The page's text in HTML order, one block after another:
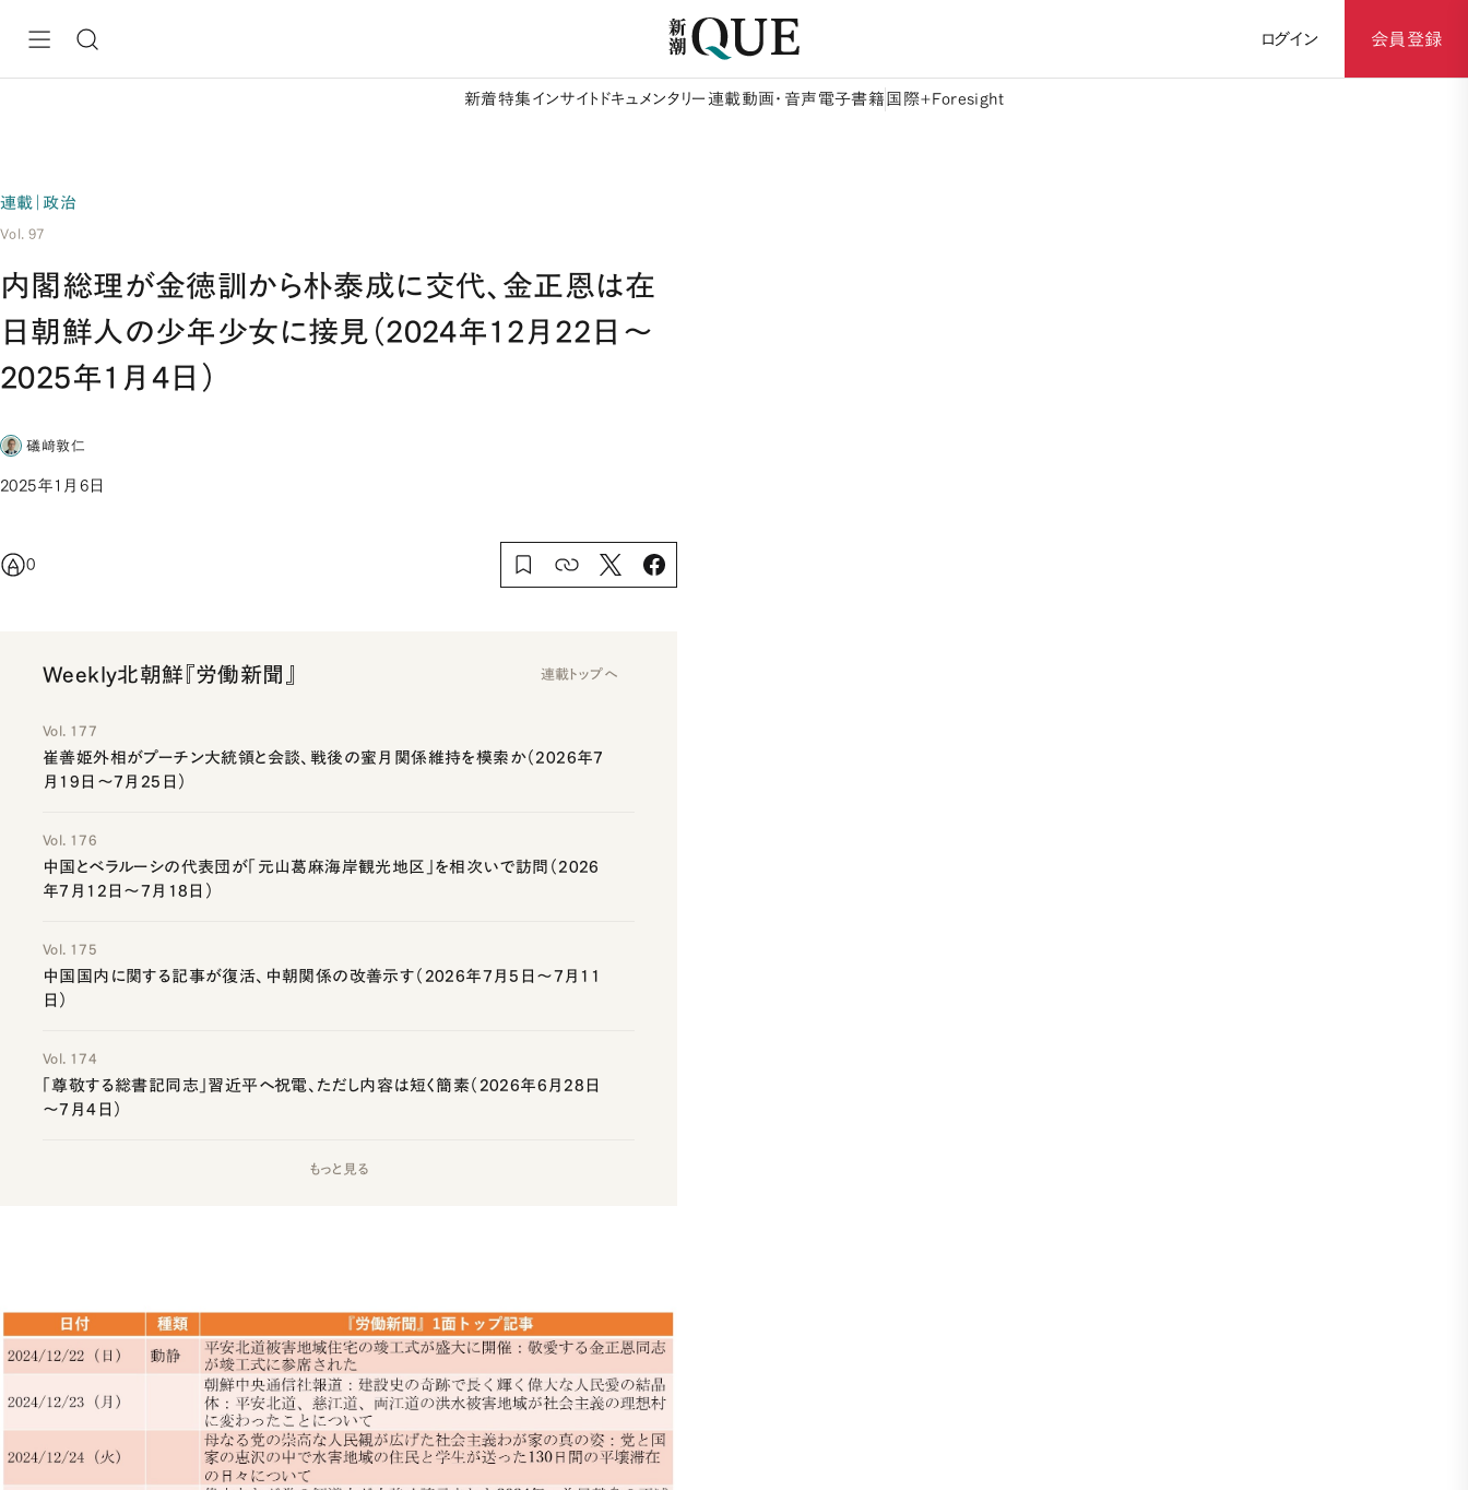
ログイン 会員登録
新着特集 インサイト ドキュメンタリー 連載動画・音声 電子書籍 国際+Foresight
連載｜政治
Vol. 97
内閣総理が金徳訓から朴泰成に交代、金正恩は在
日朝鮮人の少年少女に接見（2024年12月22日～
2025年1月4日）
礒﨑敦仁
2025年1月6日
0
Weekly北朝鮮『労働新聞』 連載トップへ
Vol. 177
崔善姫外相がプーチン大統領と会談、戦後の蜜月関係維持を模索か（2026年7
月19日～7月25日）
Vol. 176
中国とベラルーシの代表団が「元山葛麻海岸観光地区」を相次いで訪問（2026
年7月12日～7月18日）
Vol. 175
中国国内に関する記事が復活、中朝関係の改善示す（2026年7月5日～7月11
日）
Vol. 174
「尊敬する総書記同志」習近平へ祝電、ただし内容は短く簡素（2026年6月28日
～7月4日）
もっと見る